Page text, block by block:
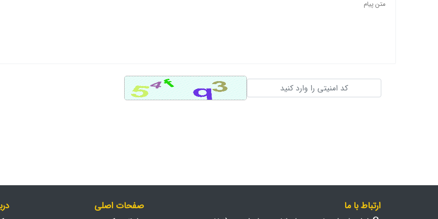
ارتباط با ما صفحات اصلی